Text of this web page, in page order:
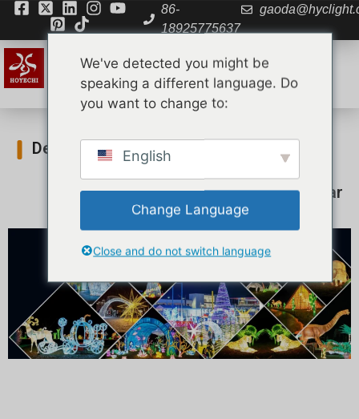
86-
18925775637
Descargar
Inicio»Descargar
We've detected you might be
speaking a different language. Do
you want to change to:
English
Change Language
Close and do not switch language